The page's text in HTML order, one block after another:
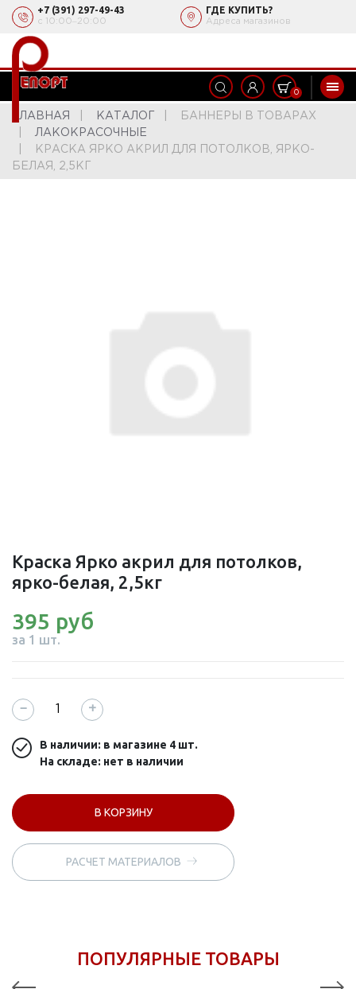
+7 (391) 297-49-43
с 10:00‒20:00
ГДЕ КУПИТЬ?
Адреса магазинов
0
ГЛАВНАЯ КАТАЛОГ
БАННЕРЫ В ТОВАРАХ
ЛАКОКРАСОЧНЫЕ
КРАСКА ЯРКО АКРИЛ ДЛЯ ПОТОЛКОВ, ЯРКО-
БЕЛАЯ, 2,5КГ
Краска Ярко акрил для потолков,
ярко-белая, 2,5кг
395 руб
за 1 шт.
− +
В наличии: в магазине 4 шт.
На складе: нет в наличии
В КОРЗИНУ
РАСЧЕТ МАТЕРИАЛОВ
ПОПУЛЯРНЫЕ ТОВАРЫ